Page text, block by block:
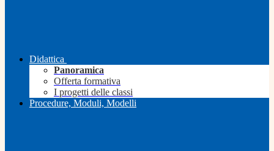
Didattica
Panoramica
Offerta formativa
I progetti delle classi
Procedure, Moduli, Modelli